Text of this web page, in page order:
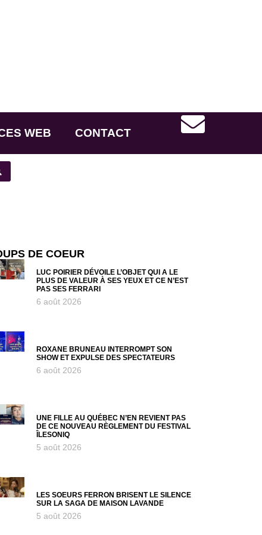
WEB CONTACT
DE COEUR
LUC POIRIER DÉVOILE L’OBJET QUI A LE
PLUS DE VALEUR À SES YEUX ET CE N’EST
PAS SES FERRARI
6 août 2026
ROXANE BRUNEAU INTERROMPT SON
SHOW ET EXPULSE DES SPECTATEURS
6 août 2026
UNE FILLE AU QUÉBEC N’EN REVIENT PAS
DE CE NOUVEAU RÈGLEMENT DU FESTIVAL
ÎLESONIQ
5 août 2026
LES SOEURS FERRON BRISENT LE SILENCE
SUR LA SAGA DE MAISON LAVANDE
5 août 2026